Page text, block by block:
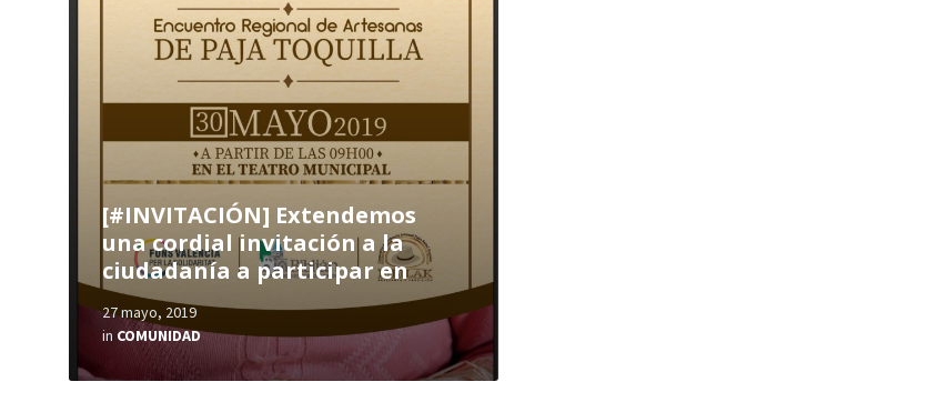
[#INVITACIÓN] Extendemos
una cordial invitación a la
ciudadanía a participar en
27 mayo, 2019
in COMUNIDAD